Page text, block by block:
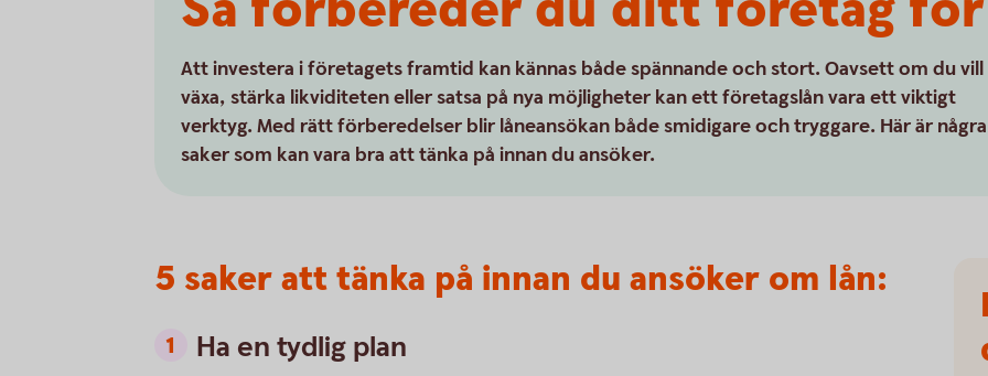
Att investera i företagets framtid kan kännas både spännande och stort. Oavsett om du vill
växa, stärka likviditeten eller satsa på nya möjligheter kan ett företagslån vara ett viktigt
verktyg. Med rätt förberedelser blir låneansökan både smidigare och tryggare. Här är några
saker som kan vara bra att tänka på innan du ansöker.
5 saker att tänka på innan du ansöker om lån:
Ha en tydlig plan